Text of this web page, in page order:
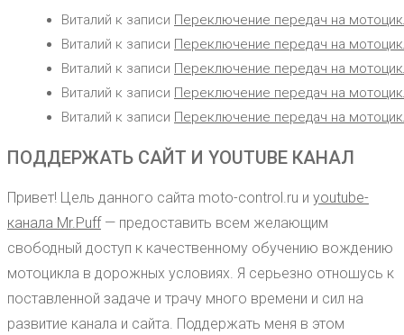
Виталий к записи Переключение передач на
Виталий к записи Переключение передач на
Виталий к записи Переключение передач на
Виталий к записи Переключение передач на
Виталий к записи Переключение передач на
ПОДДЕРЖАТЬ САЙТ И YOUTUBE КАНАЛ
Привет! Цель данного сайта moto-control.ru и youtube-
канала Mr.Puff— предоставить всем желающим
свободный доступ к качественному обучению вождению
мотоцикла в дорожных условиях. Я серьезно отношусь к
поставленной задаче и трачу много времени и сил на
развитие канала и сайта. Поддержать меня в этом